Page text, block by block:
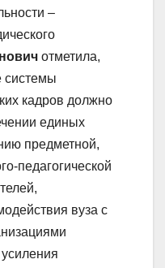
–
отметила,
системы
кадров должно
единых
предметной,
педагогической
вуза с